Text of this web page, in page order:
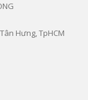
Hưng, TpHCM